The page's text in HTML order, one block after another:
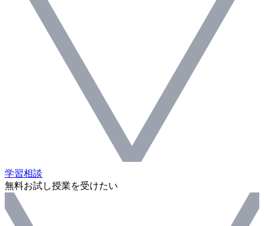
学習相談
無料お試し授業を受けたい